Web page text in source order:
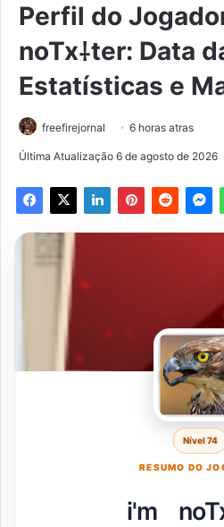
Perfil do Jogador
noTx⸸ter: Data
Estatísticas e
freefirejornal 6 horas atras
Última Atualização 6 de agosto de 2026
Nível 74
RESUMO DO
i'mﾠ